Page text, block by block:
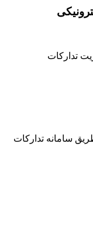
تدارکات
سامانه تدارکات